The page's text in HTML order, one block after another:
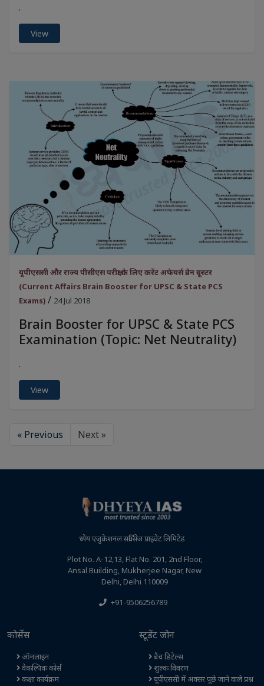
.
View
यूपीएससी और राज्य पीसीएस परीक्षा के लिए करेंट अफेयर्स ब्रेन बूस्टर
(Current Affairs Brain Booster for UPSC & State PCS
Exams) / 24 Jul 2018
Brain Booster for UPSC & State PCS
Examination (Topic: Net Neutrality)
.
View
« Previous Next »
ध्येय एजुकेशनल सर्विसेज प्राइवेट लिमिटेड
Plot No. A-12,13, Flat No. 201, 2nd Floor,
Ansal Building, Mukherjee Nagar, New
Delhi, Delhi 110009
+91-9506256789
कोर्सेस
ऑनलाइन
वैकल्पिक कोर्स
कक्षा कार्यक्रम
स्टूडेंट जोन
बैच डिटेल्स
शुल्क विवरण
यूपीएससी में अक्सर पूछे जाने वाले प्रश्न